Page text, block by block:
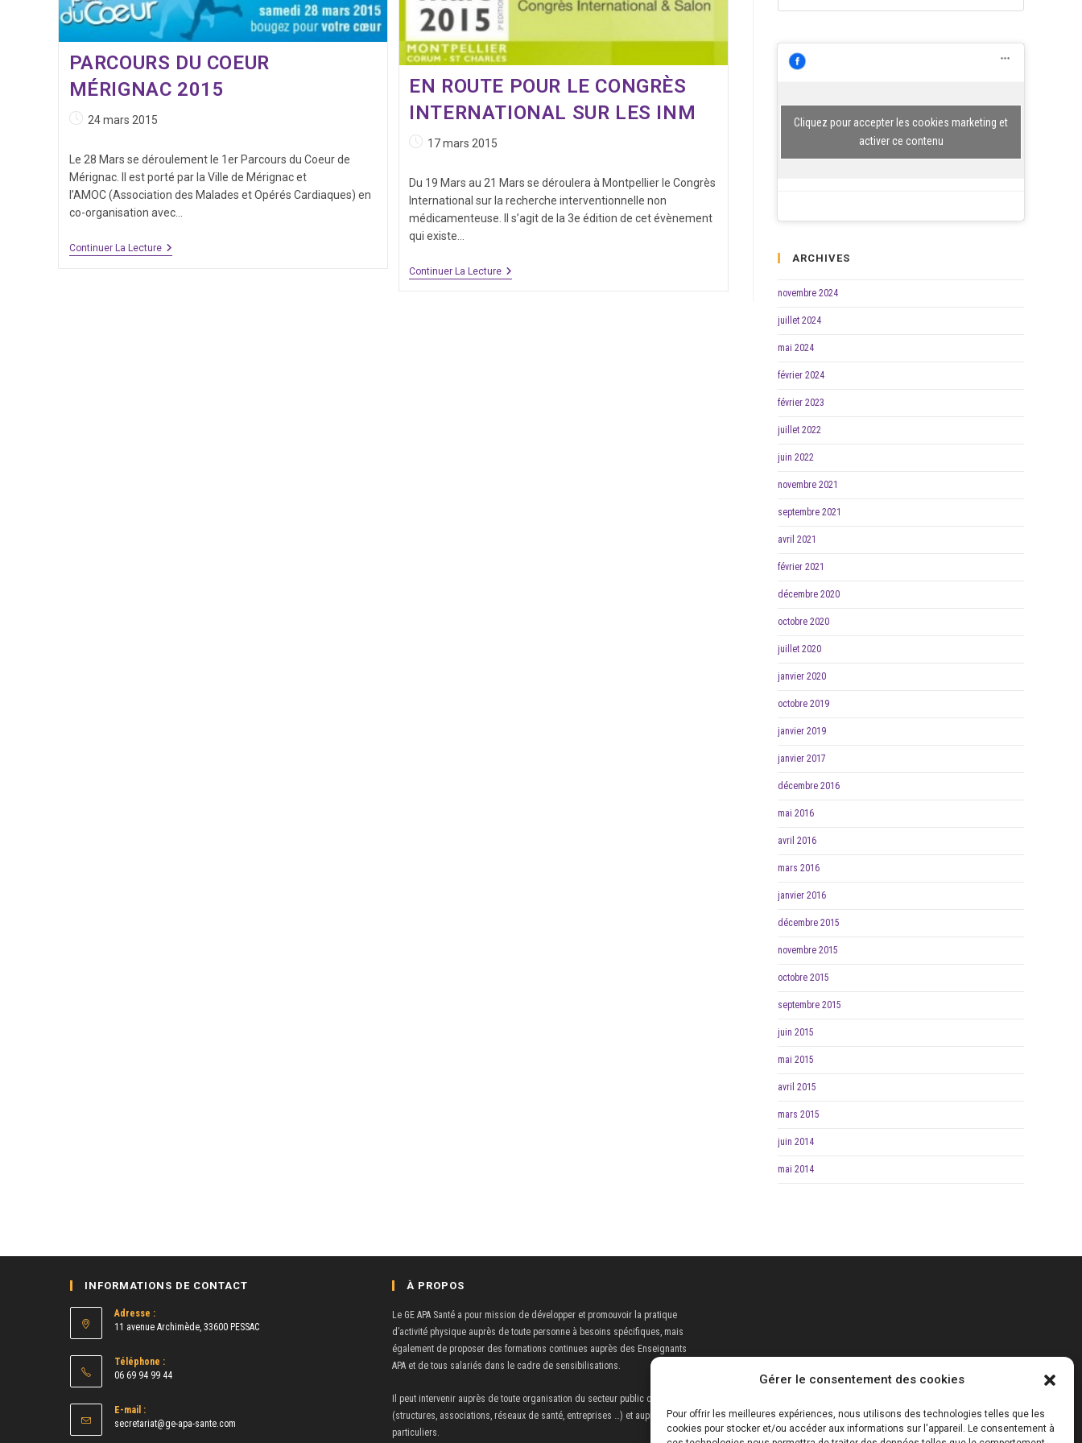
Gérer le consentement des cookies
Pour offrir les meilleures expériences, nous utilisons des technologies telles que les
cookies pour stocker et/ou accéder aux informations sur l'appareil. Le consentement à
PARCOURS DU COEUR
MÉRIGNAC 2015
Publication
24 mars 2015
Le 28 Mars se déroulement le 1er Parcours du Coeur de
Mérignac. Il est porté par la Ville de Mérignac et
l’AMOC (Association des Malades et Opérés Cardiaques) en
co-organisation avec…
Continuer La LectureParcours
EN ROUTE POUR LE CONGRÈS
INTERNATIONAL SUR LES INM
Publication
17 mars 2015
Du 19 Mars au 21 Mars se déroulera à Montpellier le Congrès
International sur la recherche interventionnelle non
médicamenteuse. Il s’agit de la 3e édition de cet évènement
qui existe…
Continuer La LectureEn
Escape
close
Cliquez pour accepter les cookies marketing et
activer ce contenu
ARCHIVES
novembre 2024
juillet 2024
mai 2024
février 2024
février 2023
juillet 2022
juin 2022
novembre 2021
septembre 2021
avril 2021
février 2021
décembre 2020
octobre 2020
juillet 2020
janvier 2020
octobre 2019
janvier 2019
janvier 2017
décembre 2016
mai 2016
avril 2016
mars 2016
janvier 2016
décembre 2015
novembre 2015
octobre 2015
septembre 2015
juin 2015
mai 2015
avril 2015
mars 2015
juin 2014
mai 2014
INFORMATIONS DE CONTACT
Adresse :
11 avenue Archimède, 33600 PESSAC
Téléphone :
06 69 94 99 44
E-mail :
secretariat@ge-apa-sante.com
À PROPOS
Le GE APA Santé a pour mission de développer et promouvoir la pratique
d’activité physique auprès de toute personne à besoins spécifiques, mais
également de proposer des formations continues auprès des Enseignants
APA et de tous salariés dans le cadre de sensibilisations.
Il peut intervenir auprès de toute organisation du secteur public ou privé
(structures, associations, réseaux de santé, entreprises …) et auprès de
particuliers.